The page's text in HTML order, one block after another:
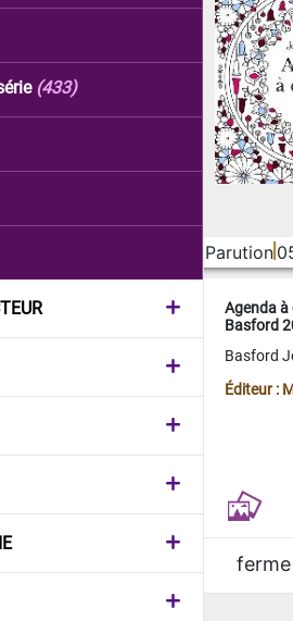
(433)
Parution
Agenda
Basford
Basford
Éditeur :
ferme